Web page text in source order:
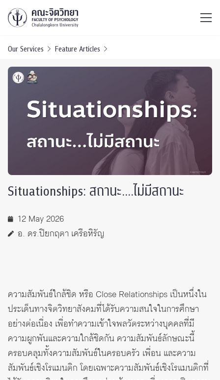
Our Services Feature Articles
Situationships: สถานะ….ไม่มีสถานะ
12 May 2026
อ. ดร.ปิยกฤตา เครือหิรัญ
ความสัมพันธ์ใกล้ชิด หรือ Close Relationships เป็นหนึ่งใน
ประเด็นทางจิตวิทยาสังคมที่ได้รับความสนใจในการศึกษา
อย่างต่อเนื่อง เพื่อทำความเข้าใจพลวัตระหว่างบุคคลที่มี
ความผูกพันและความใกล้ชิดกัน ความสัมพันธ์ลักษณะนี้
ครอบคลุมทั้งความสัมพันธ์ในครอบครัว เพื่อน และความ
สัมพันธ์เชิงโรแมนติก โดยเฉพาะความสัมพันธ์เชิงโรแมนติกที่